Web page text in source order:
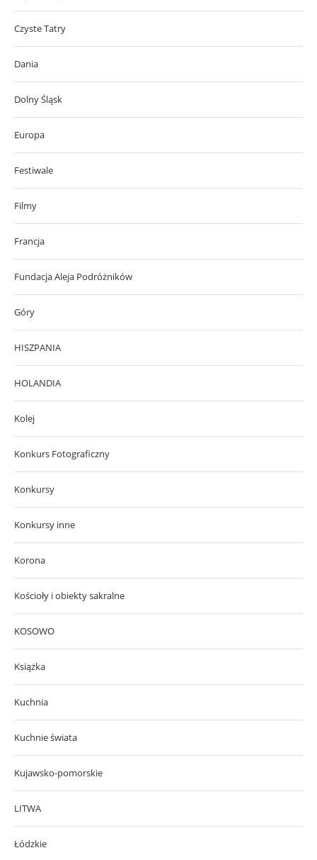
Czyste Tatry
Dania
Dolny Śląsk
Europa
Festiwale
Filmy
Francja
Fundacja Aleja Podróżników
Góry
HISZPANIA
HOLANDIA
Kolej
Konkurs Fotograficzny
Konkursy
Konkursy inne
Korona
Kościoły i obiekty sakralne
KOSOWO
Książka
Kuchnia
Kuchnie świata
Kujawsko-pomorskie
LITWA
Łódzkie